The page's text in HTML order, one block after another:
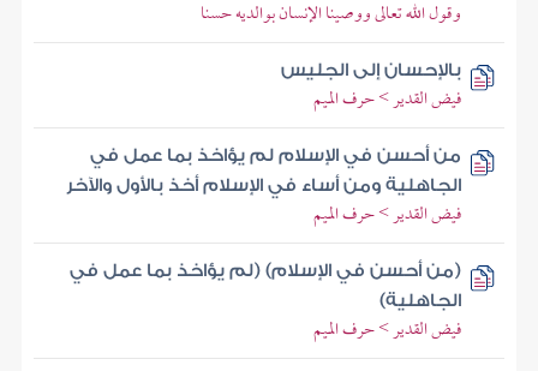
وقول الله تعالى ووصينا الإنسان بوالديه حسنا
بالإحسان إلى الجليس
فيض القدير > حرف الميم
من أحسن في الإسلام لم يؤاخذ بما عمل في
الجاهلية ومن أساء في الإسلام أخذ بالأول والآخر
فيض القدير > حرف الميم
(من أحسن في الإسلام) (لم يؤاخذ بما عمل في
الجاهلية)
فيض القدير > حرف الميم